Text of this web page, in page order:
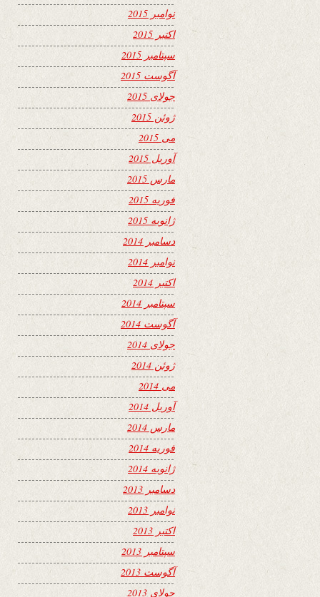
نوامبر 2015
اکتبر 2015
سپتامبر 2015
آگوست 2015
جولای 2015
ژوئن 2015
می 2015
آوریل 2015
مارس 2015
فوریه 2015
ژانویه 2015
دسامبر 2014
نوامبر 2014
اکتبر 2014
سپتامبر 2014
آگوست 2014
جولای 2014
ژوئن 2014
می 2014
آوریل 2014
مارس 2014
فوریه 2014
ژانویه 2014
دسامبر 2013
نوامبر 2013
اکتبر 2013
سپتامبر 2013
آگوست 2013
جولای 2013